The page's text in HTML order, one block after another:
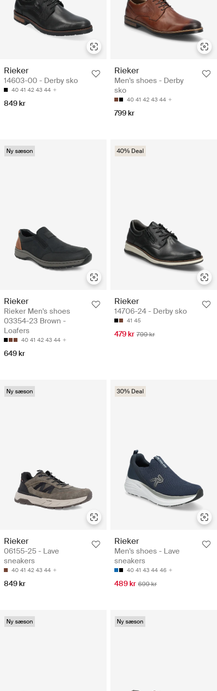
Rieker
14603-00 - Derby sko
40 41 42 43 44
849 kr
Rieker
Men's shoes - Derby
sko
40 41 42 43 44
799 kr
Ny sæson
Rieker
Rieker Men's shoes
03354-23 Brown -
Loafers
40 41 42 43 44
649 kr
40% Deal
Rieker
14706-24 - Derby sko
41 45
479 kr 799 kr
Ny sæson
Rieker
06155-25 - Lave
sneakers
40 41 42 43 44
849 kr
30% Deal
Rieker
Men's shoes - Lave
sneakers
40 41 43 44 46
489 kr 699 kr
Ny sæson Ny sæson